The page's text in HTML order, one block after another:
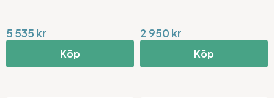
5 535 kr
Köp
2 950 kr
Köp